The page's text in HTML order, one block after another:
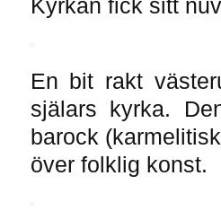
Kyrkan fick sitt
En bit rakt
själars kyrka.
barock
över folklig konst.